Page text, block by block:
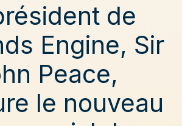
de
Engine, Sir
Peace,
le nouveau